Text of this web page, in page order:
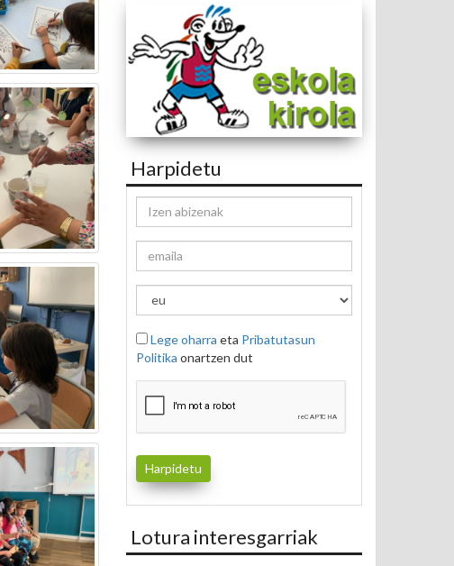
Harpidetu
Lege oharra eta Pribatutasun
Politika onartzen dut
Lotura interesgarriak